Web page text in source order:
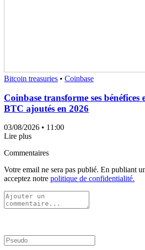
Bitcoin treasuries • Coinbase
Coinbase transforme ses
BTC ajoutés en 2026
03/08/2026 • 11:00
Lire plus
Commentaires
Votre email ne sera pas publié. En publiant
acceptez notre politique de confidentialité.